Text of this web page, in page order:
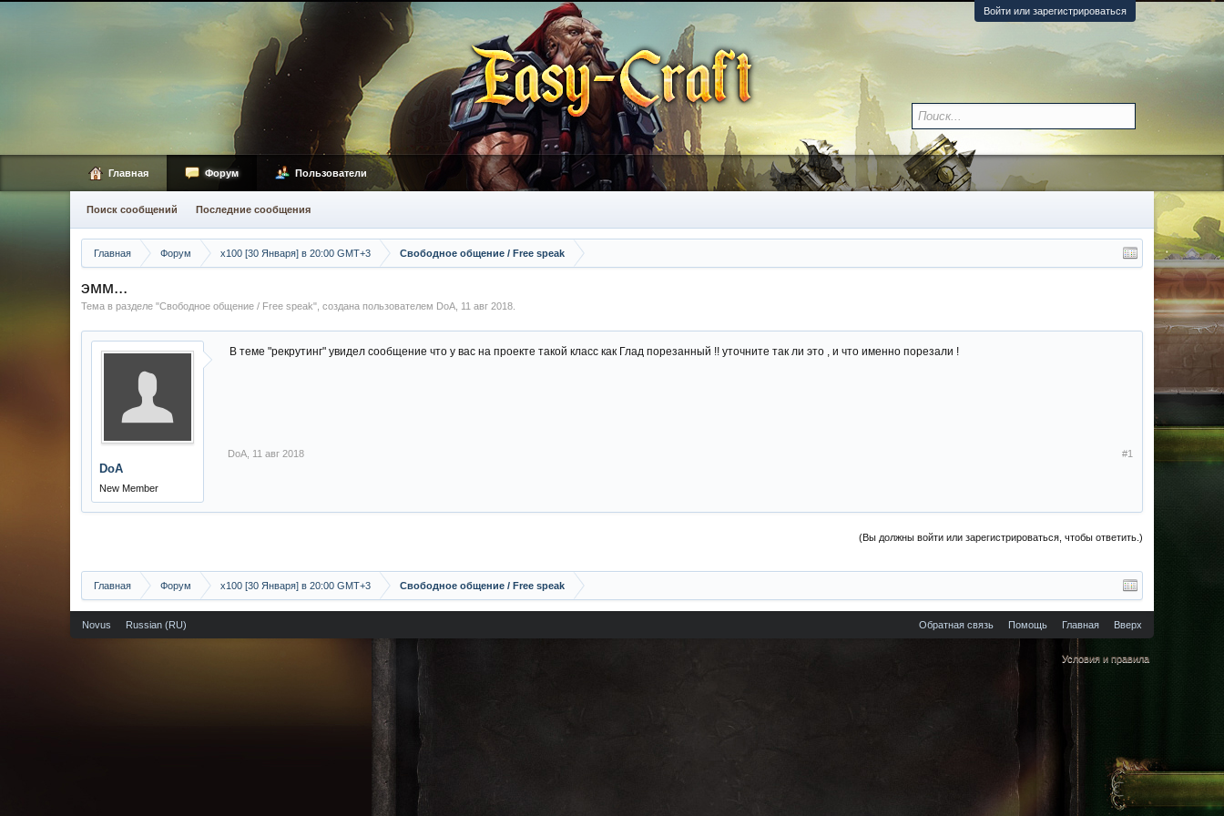
Войти или зарегистрироваться
Главная Форум х100 [30 Января] в 20:00 GMT+3 Свободное общение / Free speak
эмм...
Тема в разделе "Свободное общение / Free speak", создана пользователем DoA 11 авг 2018
DoA
New Member
В теме "рекрутинг" увидел сообщение что у вас на проекте такой класс как Глад порезанный !! уточните так ли это , и что именно порезали !
DoA 11 авг 2018 #1
(Вы должны войти или зарегистрироваться, чтобы ответить.)
Главная Форум х100 [30 Января] в 20:00 GMT+3 Свободное общение / Free speak
Главная Форум
Поиск сообщений Последние сообщения
Пользователи
Novus Russian (RU) Обратная связь Помощь Главная Вверх
Условия и правила